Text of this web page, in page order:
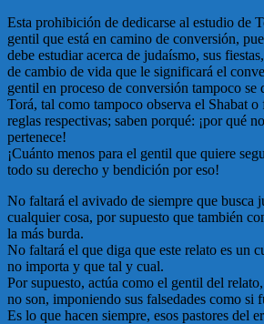
Esta prohibición de dedicarse al estudio de
gentil que está en camino de conversión,
debe estudiar acerca de judaísmo, sus
de cambio de vida que le significará el
gentil en proceso de conversión tampoco se
Torá, tal como tampoco observa el Shabat o
reglas respectivas; saben porqué: ¡por qué
pertenece!
¡Cuánto menos para el gentil que quiere
todo su derecho y bendición por eso!
No faltará el avivado de siempre que busca
cualquier cosa, por supuesto que también
la más burda.
No faltará el que diga que este relato es un
no importa y que tal y cual.
Por supuesto, actúa como el gentil del
no son, imponiendo sus falsedades como si
Es lo que hacen siempre, esos pastores del